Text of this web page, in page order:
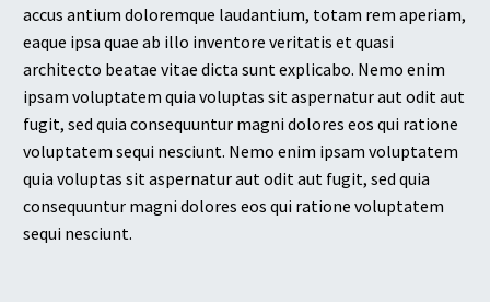
accus antium doloremque laudantium, totam rem aperiam,
eaque ipsa quae ab illo inventore veritatis et quasi
architecto beatae vitae dicta sunt explicabo. Nemo enim
ipsam voluptatem quia voluptas sit aspernatur aut odit aut
fugit, sed quia consequuntur magni dolores eos qui ratione
voluptatem sequi nesciunt. Nemo enim ipsam voluptatem
quia voluptas sit aspernatur aut odit aut fugit, sed quia
consequuntur magni dolores eos qui ratione voluptatem
sequi nesciunt.